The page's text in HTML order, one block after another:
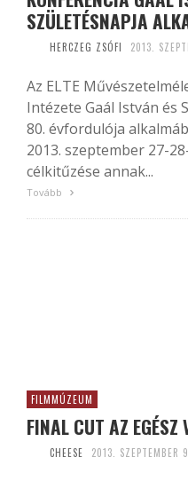
SZÜLETÉSNAPJA
HERCZEG ZSÓFI 2013.
Az ELTE
Intézete Gaál István és
80. évfordulója
2013. szeptember 27-
célkitűzése annak...
Tovább
FILMMÚZEUM
FINAL CUT AZ EGÉSZ
CHEESE 2013. SZEPTEMBER